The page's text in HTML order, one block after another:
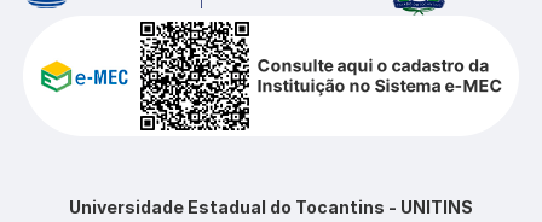
Universidade Estadual do Tocantins - UNITINS